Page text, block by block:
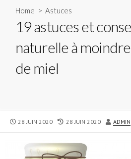
Home > Astuces
19 astuces et
naturelle à
de miel
PUBLISHED
28 JUIN 2020
LAST
28 JUIN 2020 ADMIN